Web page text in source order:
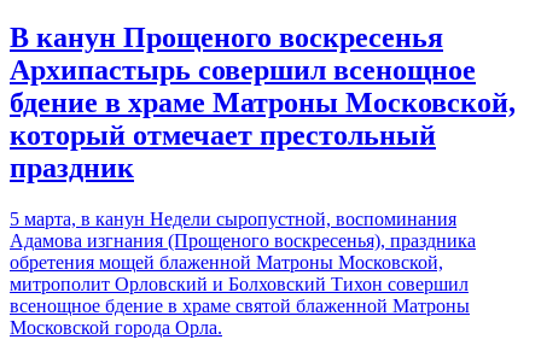
В канун Прощеного воскресенья
Архипастырь совершил всенощное
бдение в храме Матроны Московской,
который отмечает престольный
праздник
5 марта, в канун Недели сыропустной, воспоминания
Адамова изгнания (Прощеного воскресенья), праздника
обретения мощей блаженной Матроны Московской,
митрополит Орловский и Болховский Тихон совершил
всенощное бдение в храме святой блаженной Матроны
Московской города Орла.